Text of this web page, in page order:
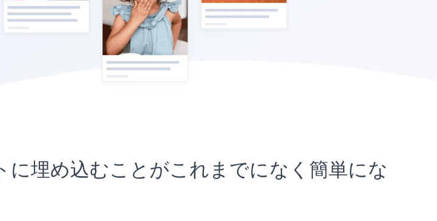
埋め込むことがこれまでになく簡単にな